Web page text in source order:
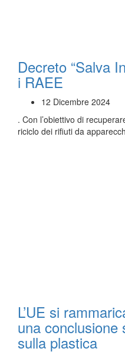
Decreto “Salva
i RAEE
12 Dicembre 2024
. Con l’obiettivo di
riciclo dei rifiuti da
L’UE si
una conclusione
sulla plastica